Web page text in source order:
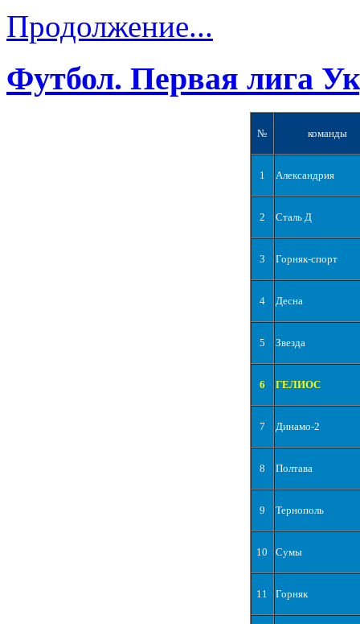
Продолжение...
Футбол. Первая лига
№ команды
1 Александрия
2 Сталь Д
3 Горняк-спорт
4 Десна
5 Звезда
6 ГЕЛИОС
7 Динамо-2
8 Полтава
9 Тернополь
10 Сумы
11 Горняк